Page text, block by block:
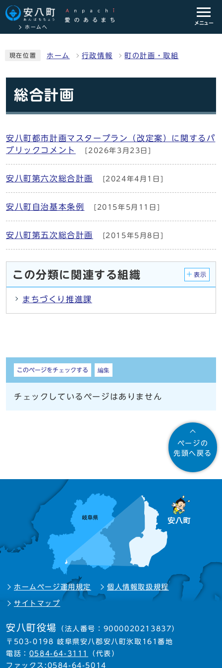
ホームへ
メニュー
現在位置 ホーム 行政情報 町の計画・取組
総合計画
安八町都市計画マスタープラン（改定案）に関するパ
ブリックコメント
[2026年3月23日]
安八町第六次総合計画 [2024年4月1日]
安八町自治基本条例 [2015年5月11日]
安八町第五次総合計画 [2015年5月8日]
この分類に関連する組織 表示
まちづくり推進課
しおり
このページをチェックする 編集
チェックしているページはありません
ページの
先頭へ戻る
ホームページ運用規定 個人情報取扱規程
サイトマップ
安八町役場 （法人番号：9000020213837）
〒503-0198 岐阜県安八郡安八町氷取161番地
電話： 0584-64-3111
（代表）
ファックス:0584-64-5014